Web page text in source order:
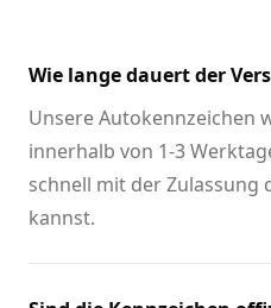
Wie lange dauert der
Unsere Autokennzeichen
innerhalb von 1-3
schnell mit der Zulassung
kannst.